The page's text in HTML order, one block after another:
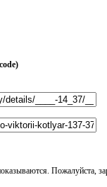
Пожалуйста,